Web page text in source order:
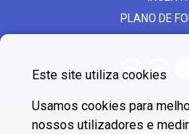
PLANO DE
Este site utiliza cookies
Usamos cookies para
nossos utilizadores e